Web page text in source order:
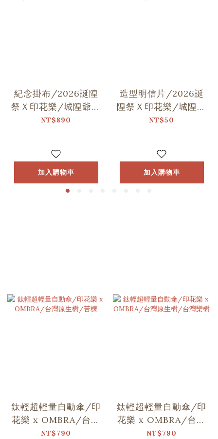
紀念掛布/2026誕隍
祭Ｘ印花樂/城隍爺與
范謝將軍跳舞
NT$890
加入購物車
造型明信片/2026誕
隍祭Ｘ印花樂/城隍老
爺跳舞
NT$50
加入購物車
鈦輕超輕量自動傘/印
花樂 x OMBRA/台灣
原生樹/苦楝
NT$790
鈦輕超輕量自動傘/印
花樂 x OMBRA/台灣
原生樹/台灣欒樹
NT$790